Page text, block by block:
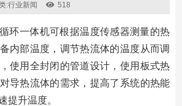
:行业新闻 518
环一体机可根据温度传感器测量的热
内部温度，调节热流体的温度从而调
使用全封闭的管道设计，使用板式热
导热流体的需求，提高了系统的热能
提升温度。